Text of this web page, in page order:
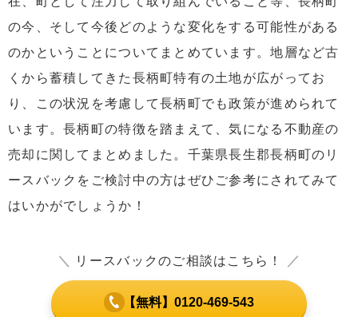
の今、そして今後どのような変化をする可能性がある
のかということについてまとめています。地層など古
くから蓄積してきた長柄町特有の土地が広がってお
り、この状況を考慮して長柄町でも政策が進められて
います。長柄町の特徴を踏まえて、気になる不動産の
売却に関してまとめました。千葉県長生郡長柄町のリ
ースバックをご検討中の方はぜひご参考にされてみて
はいかがでしょうか！
＼ リースバックのご相談はこちら！ ／
【無料】0120-469-543